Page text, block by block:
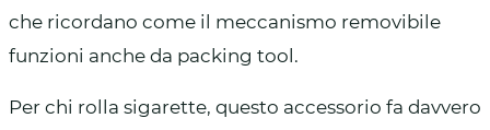
che ricordano come il meccanismo removibile
funzioni anche da packing tool.
Per chi rolla sigarette, questo accessorio fa davvero